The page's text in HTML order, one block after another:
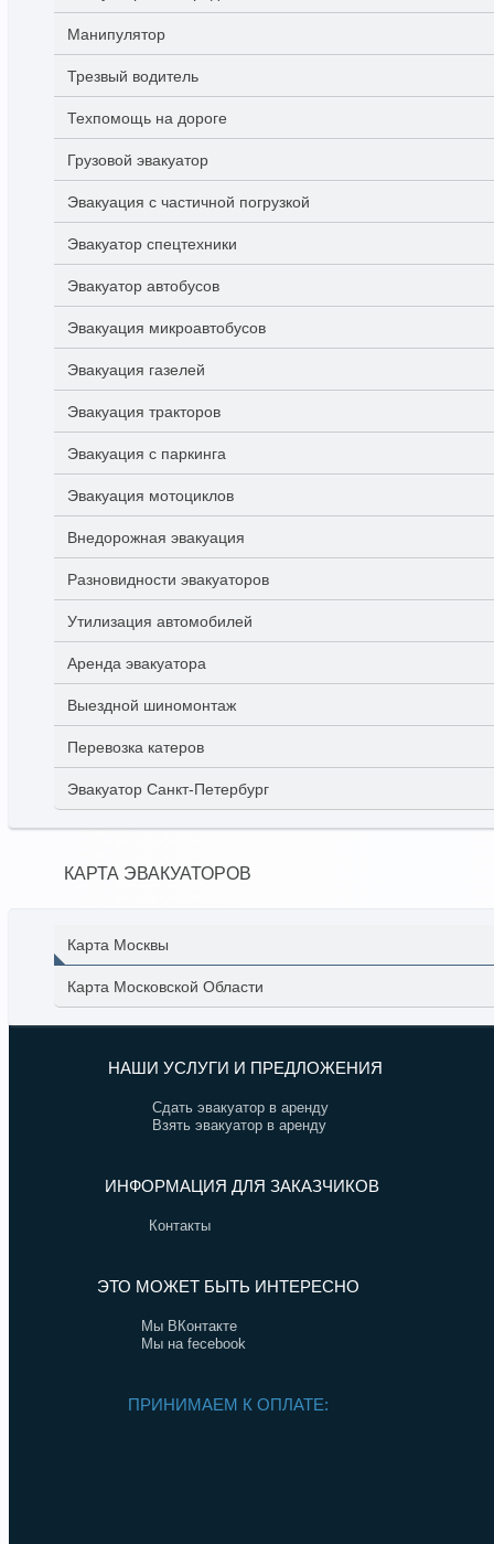
Манипулятор
Трезвый водитель
Техпомощь на дороге
Грузовой эвакуатор
Эвакуация с частичной погрузкой
Эвакуатор спецтехники
Эвакуатор автобусов
Эвакуация микроавтобусов
Эвакуация газелей
Эвакуация тракторов
Эвакуация с паркинга
Эвакуация мотоциклов
Внедорожная эвакуация
Разновидности эвакуаторов
Утилизация автомобилей
Аренда эвакуатора
Выездной шиномонтаж
Перевозка катеров
Эвакуатор Санкт-Петербург
КАРТА ЭВАКУАТОРОВ
Карта Москвы
Карта Московской Области
НАШИ УСЛУГИ И ПРЕДЛОЖЕНИЯ
Сдать эвакуатор в аренду
Взять эвакуатор в аренду
ИНФОРМАЦИЯ ДЛЯ ЗАКАЗЧИКОВ
Контакты
ЭТО МОЖЕТ БЫТЬ ИНТЕРЕСНО
Мы ВКонтакте
Мы на fecebook
ПРИНИМАЕМ К ОПЛАТЕ: